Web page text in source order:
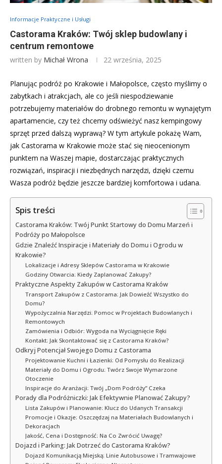
Informacje Praktyczne i Usługi
Castorama Kraków: Twój sklep budowlany i
centrum remontowe
written by Michał Wrona 22 września, 2025
Planując podróż po Krakowie i Małopolsce, często myślimy o
zabytkach i atrakcjach, ale co jeśli niespodziewanie
potrzebujemy materiałów do drobnego remontu w wynajętym
apartamencie, czy też chcemy odświeżyć nasz kempingowy
sprzęt przed dalszą wyprawą? W tym artykule pokażę Wam,
jak Castorama w Krakowie może stać się nieocenionym
punktem na Waszej mapie, dostarczając praktycznych
rozwiązań, inspiracji i niezbędnych narzędzi, dzięki czemu
Wasza podróż będzie jeszcze bardziej komfortowa i udana.
Spis treści
Castorama Kraków: Twój Punkt Startowy do Domu Marzeń i
Podróży po Małopolsce
Gdzie Znaleźć Inspiracje i Materiały do Domu i Ogrodu w
Krakowie?
Lokalizacje i Adresy Sklepów Castorama w Krakowie
Godziny Otwarcia: Kiedy Zaplanować Zakupy?
Praktyczne Aspekty Zakupów w Castorama Kraków
Transport Zakupów z Castorama: Jak Dowieźć Wszystko do
Domu?
Wypożyczalnia Narzędzi: Pomoc w Projektach Budowlanych i
Remontowych
Zamówienia i Odbiór: Wygoda na Wyciągnięcie Ręki
Kontakt: Jak Skontaktować się z Castorama Kraków?
Odkryj Potencjał Swojego Domu z Castorama
Projektowanie Kuchni i Łazienki: Od Pomysłu do Realizacji
Materiały do Domu i Ogrodu: Twórz Swoje Wymarzone
Otoczenie
Inspiracje do Aranżacji: Twój „Dom Podróży” Czeka
Porady dla Podróżniczki: Jak Efektywnie Planować Zakupy?
Lista Zakupów i Planowanie: Klucz do Udanych Transakcji
Promocje i Okazje: Oszczędzaj na Materiałach Budowlanych i
Dekoracjach
Jakość, Cena i Dostępność: Na Co Zwrócić Uwagę?
Dojazd i Parking: Jak Dotrzeć do Castorama Kraków?
Dojazd Komunikacją Miejską: Linie Autobusowe i Tramwajowe